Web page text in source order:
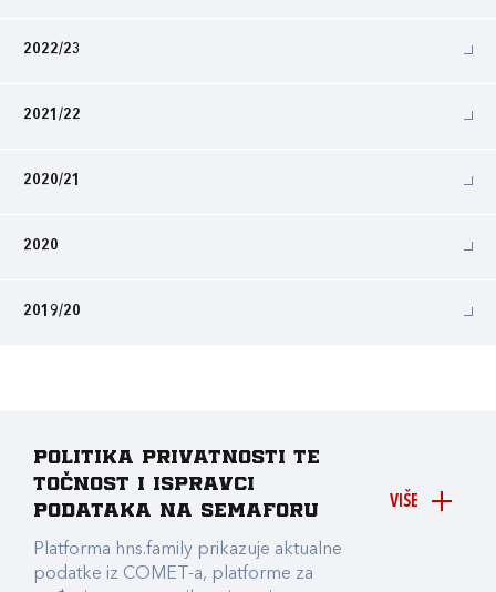
2022/23
2021/22
2020/21
2020
2019/20
VIŠE
Politika privatnosti te
točnost i ispravci
podataka na Semaforu
Platforma hns.family prikazuje aktualne
podatke iz COMET-a, platforme za